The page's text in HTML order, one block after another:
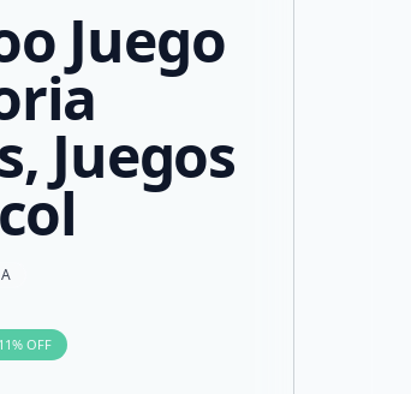
Juego
Juegos
11% OFF